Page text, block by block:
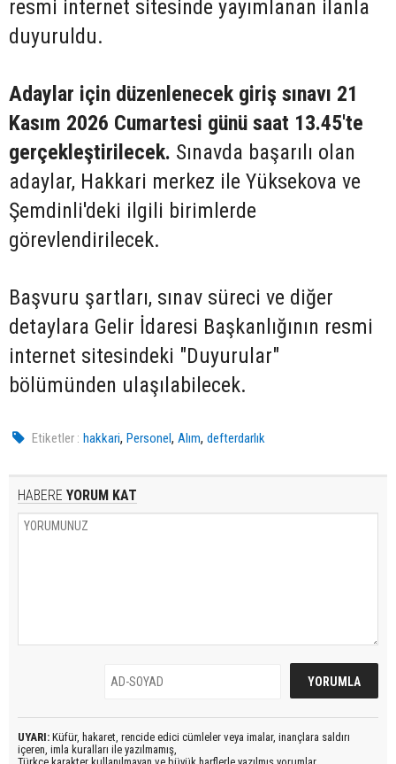
resmi internet sitesinde yayımlanan ilanla
duyuruldu.
Adaylar için düzenlenecek giriş sınavı 21
Kasım 2026 Cumartesi günü saat 13.45'te
gerçekleştirilecek. Sınavda başarılı olan
adaylar, Hakkari merkez ile Yüksekova ve
Şemdinli'deki ilgili birimlerde
görevlendirilecek.
Başvuru şartları, sınav süreci ve diğer
detaylara Gelir İdaresi Başkanlığının resmi
internet sitesindeki "Duyurular"
bölümünden ulaşılabilecek.
Etiketler : hakkari,Personel,Alım,defterdarlık
HABERE YORUM KAT
UYARI: Küfür, hakaret, rencide edici cümleler veya imalar, inançlara saldırı
içeren, imla kuralları ile yazılmamış,